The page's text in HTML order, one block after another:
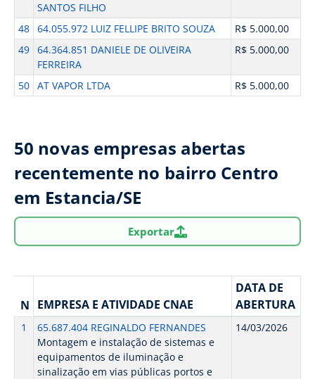
SANTOS FILHO
48 64.055.972 LUIZ FELLIPE BRITO SOUZA
R$ 5.000,00
49 64.364.851 DANIELE DE OLIVEIRA
FERREIRA
R$ 5.000,00
50 AT VAPOR LTDA R$ 5.000,00
50 novas empresas abertas
recentemente no bairro Centro
em Estancia/SE
Exportar
N EMPRESA E ATIVIDADE CNAE
DATA DE
ABERTURA
1
65.687.404 REGINALDO FERNANDES
Montagem e instalação de sistemas e
equipamentos de iluminação e
sinalização em vias públicas portos e
14/03/2026